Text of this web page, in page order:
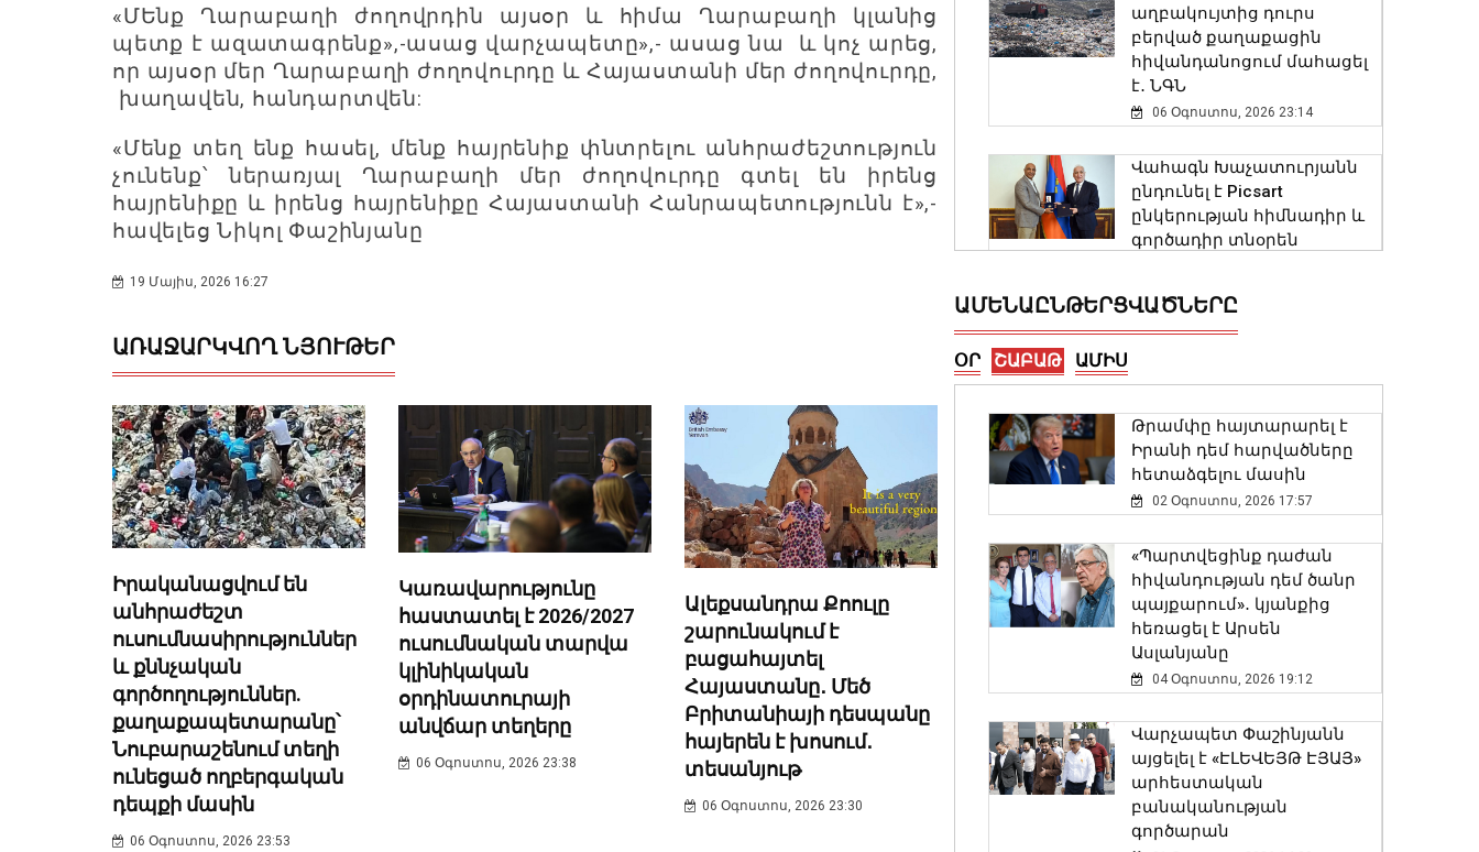
«ՄԵնք Ղարաբաղի ժողովրդին այսօր և հիմա Ղարաբաղի կլանից
պետք է ազատագրենք»,-ասաց վարչապետը»,- ասաց նա և կոչ արեց,
որ այսօր մեր Ղարաբաղի ժողովուրդը և Հայաստանի մեր ժողովուրդը,
խաղավեն, հանդարտվեն:
«Մենք տեղ ենք հասել, մենք հայրենիք փնտրելու անհրաժեշտություն
չունենք՝ ներառյալ Ղարաբաղի մեր ժողովուրդը գտել են իրենց
հայրենիքը և իրենց հայրենիքը Հայաստանի Հանրապետությունն է»,-
հավելեց Նիկոլ Փաշինյանը
19 Մայիս, 2026 16:27
ԱՌԱՋԱՐԿՎՈՂ ՆՅՈՒԹԵՐ
Իրականացվում են
անհրաժեշտ
ուսումնասիրություններ
և քննչական
գործողություններ.
քաղաքապետարանը՝
Նուբարաշենում տեղի
ունեցած ողբերգական
դեպքի մասին
06 Օգոստոս, 2026 23:53
Կառավարությունը
հաստատել է 2026/2027
ուսումնական տարվա
կլինիկական
օրդինատուրայի
անվճար տեղերը
06 Օգոստոս, 2026 23:38
Ալեքսանդրա Քոուլը
շարունակում է
բացահայտել
Հայաստանը․ Մեծ
Բրիտանիայի դեսպանը
հայերեն է խոսում․
տեսանյութ
06 Օգոստոս, 2026 23:30
աղբակույտից դուրս
բերված քաղաքացին
հիվանդանոցում մահացել
է․ ՆԳՆ
06 Օգոստոս, 2026 23:14
Վահագն Խաչատուրյանն
ընդունել է Picsart
ընկերության հիմնադիր և
գործադիր տնօրեն
հարևանությամբ գտնվող
աղբավայրում
06 Օգոստոս, 2026 22:33
փրկարարները վարորդին
դուրս են բերել
արգելափակումից
06 Օգոստոս, 2026 22:09
Փոփոխություններ են
ավտոբուսային
երթուղիներում
06 Օգոստոս, 2026 21:47
ԱԳ փոխնախարարը
ԱՄԵՆԱԸՆԹԵՐՑՎԱԾՆԵՐԸ
ՕՐ ՇԱԲԱԹ ԱՄԻՍ
Թրամփը հայտարարել է
Իրանի դեմ հարվածները
հետաձգելու մասին
02 Օգոստոս, 2026 17:57
«Պարտվեցինք դաժան
հիվանդության դեմ ծանր
պայքարում»․ կյանքից
հեռացել է Արսեն
Ասլանյանը
04 Օգոստոս, 2026 19:12
Վարչապետ Փաշինյանն
այցելել է «ԷԼԵՎԵՅԹ ԷՅԱՅ»
արհեստական
բանականության
գործարան